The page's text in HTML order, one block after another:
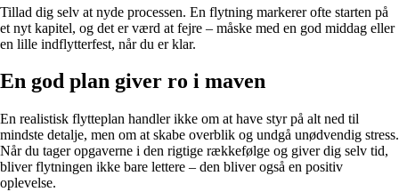
Tillad dig selv at nyde processen. En flytning markerer ofte starten på
et nyt kapitel, og det er værd at fejre – måske med en god middag eller
en lille indflytterfest, når du er klar.
En god plan giver ro i maven
En realistisk flytteplan handler ikke om at have styr på alt ned til
mindste detalje, men om at skabe overblik og undgå unødvendig stress.
Når du tager opgaverne i den rigtige rækkefølge og giver dig selv tid,
bliver flytningen ikke bare lettere – den bliver også en positiv
oplevelse.